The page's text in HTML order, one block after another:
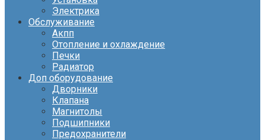
Электрика
Обслуживание
Акпп
Отопление и охлаждение
Печки
Радиатор
Доп оборудование
Дворники
Клапана
Магнитолы
Подшипники
Предохранители